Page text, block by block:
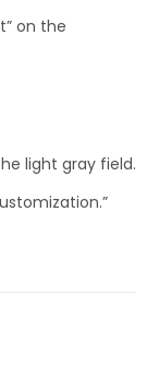
on the
light gray field.